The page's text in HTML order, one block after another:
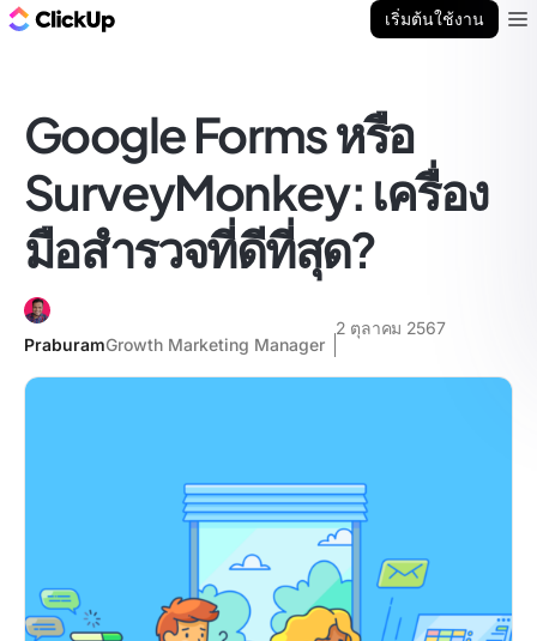
เริ่มต้นใช้งาน
Google Forms หรือ
SurveyMonkey: เครื่อง
มือสำรวจที่ดีที่สุด?
PraburamGrowth Marketing Manager
2 ตุลาคม 2567